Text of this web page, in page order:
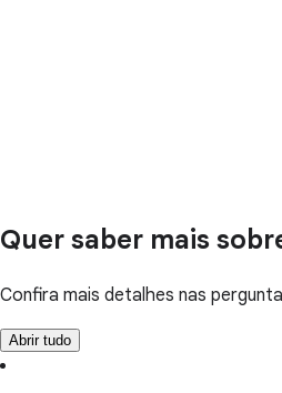
Quer saber mais
Confira mais detalhes nas
Abrir tudo